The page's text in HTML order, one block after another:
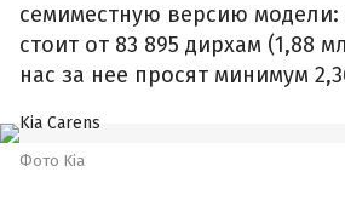
семиместную версию модели:
стоит от 83 895 дирхам (1,88
нас за нее просят минимум
Фото Kia